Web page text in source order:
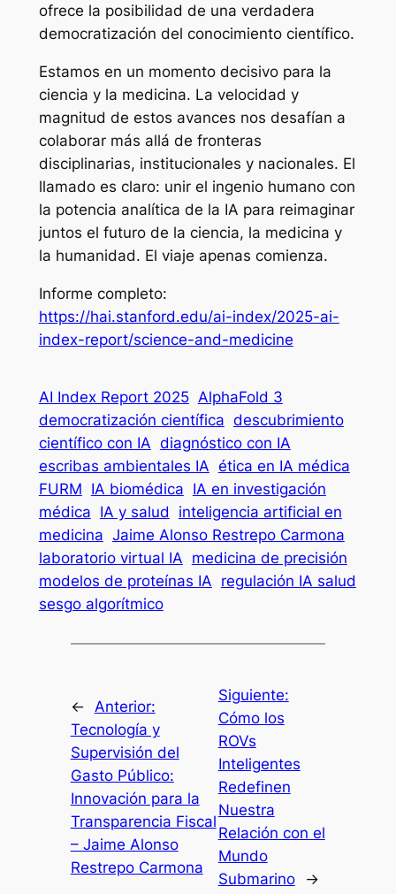
ofrece la posibilidad de una verdadera
democratización del conocimiento científico.
Estamos en un momento decisivo para la
ciencia y la medicina. La velocidad y
magnitud de estos avances nos desafían a
colaborar más allá de fronteras
disciplinarias, institucionales y nacionales. El
llamado es claro: unir el ingenio humano con
la potencia analítica de la IA para reimaginar
juntos el futuro de la ciencia, la medicina y
la humanidad. El viaje apenas comienza.
Informe completo:
https://hai.stanford.edu/ai-index/2025-ai-
index-report/science-and-medicine
AI Index Report 2025 AlphaFold 3
democratización científica descubrimiento
científico con IA diagnóstico con IA
escribas ambientales IA ética en IA médica
FURM IA biomédica IA en investigación
médica IA y salud
inteligencia artificial en
medicina Jaime Alonso Restrepo Carmona
laboratorio virtual IA medicina de precisión
modelos de proteínas IA regulación IA salud
sesgo algorítmico
← Anterior:
Tecnología y
Supervisión del
Gasto Público:
Innovación para la
Transparencia Fiscal
– Jaime Alonso
Restrepo Carmona
Siguiente:
Cómo los
ROVs
Inteligentes
Redefinen
Nuestra
Relación con el
Mundo
Submarino
→